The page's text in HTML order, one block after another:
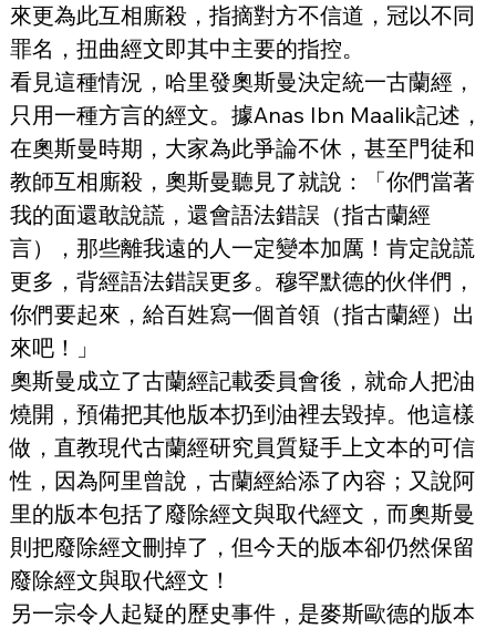
來更為此互相廝殺，指摘對方不信道，冠以不同
罪名，扭曲經文即其中主要的指控。
看見這種情況，哈里發奧斯曼決定統一古蘭經，
只用一種方言的經文。據Anas Ibn Maalik記述，
在奧斯曼時期，大家為此爭論不休，甚至門徒和
教師互相廝殺，奧斯曼聽見了就說：「你們當著
我的面還敢說謊，還會語法錯誤（指古蘭經
言），那些離我遠的人一定變本加厲！肯定說謊
更多，背經語法錯誤更多。穆罕默德的伙伴們，
你們要起來，給百姓寫一個首領（指古蘭經）出
來吧！」
奧斯曼成立了古蘭經記載委員會後，就命人把油
燒開，預備把其他版本扔到油裡去毀掉。他這樣
做，直教現代古蘭經研究員質疑手上文本的可信
性，因為阿里曾說，古蘭經給添了內容；又說阿
里的版本包括了廢除經文與取代經文，而奧斯曼
則把廢除經文刪掉了，但今天的版本卻仍然保留
廢除經文與取代經文！
另一宗令人起疑的歷史事件，是麥斯歐德的版本